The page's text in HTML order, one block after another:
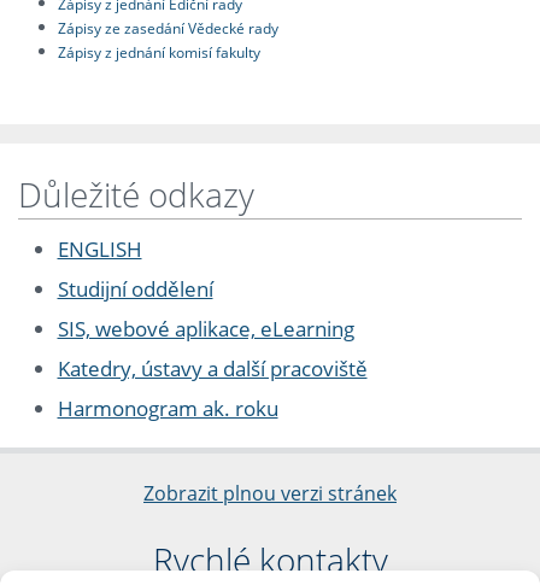
Zápisy ze zasedání Vědecké rady
Zápisy z jednání komisí fakulty
Důležité odkazy
ENGLISH
Studijní oddělení
SIS, webové aplikace, eLearning
Katedry, ústavy a další pracoviště
Harmonogram ak. roku
Zobrazit plnou verzi stránek
Rychlé kontakty